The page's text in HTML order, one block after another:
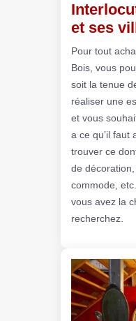
et ses
Pour tout
Bois, vous
soit la tenue
réaliser une
et vous
a ce qu’il faut
trouver ce
de décoration,
commode,
vous avez la
recherchez.